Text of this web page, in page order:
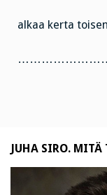
alkaa kerta
JUHA SIRO.